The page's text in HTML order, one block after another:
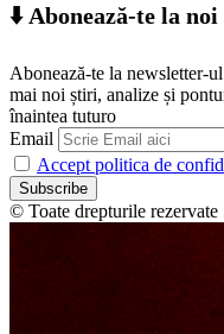
⬇️ Abonează-te la
Abonează-te la newsletter-
mai noi știri, analize și
înaintea tuturo
Email
Accept politica de
© Toate drepturile